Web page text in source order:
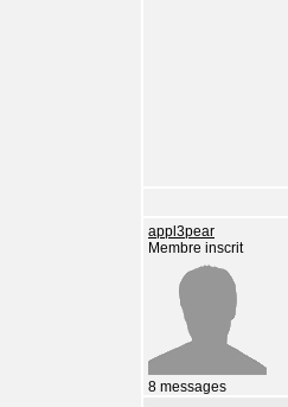
appl3pear
Membre inscrit
8 messages